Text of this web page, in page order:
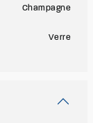
Champagne
Verre